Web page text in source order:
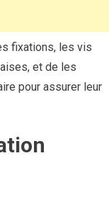
fixations, les vis
et de les
pour assurer leur